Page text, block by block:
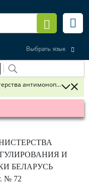
Выбрать язык
антимонопольного
И
БЕЛАРУСЬ
№ 72